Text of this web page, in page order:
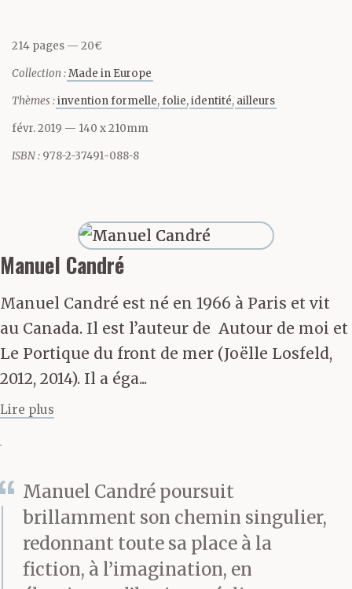
des parois de salpêtre,
composant une armée
de rigoles serpentines
qui se répandent au sol
une série de mares
longilignes dont, je le
pressens, je le vois déjà,
les bords innombrables
finiront par se toucher à
force de ramper les uns
vers les autres et fondre
pour former une vaste
mer, caressée par la
lune. La lune. Dans le
214 pages 20€
Collection :Made in Europe
Thèmes :invention formelle folie identité ailleurs
févr. 2019 — 140 x 210mm
ISBN : 978-2-37491-088-8
Manuel Candré
Manuel Candré est né en 1966 à Paris et vit
au Canada. Il est l’auteur de Autour de moi et
Le Portique du front de mer (Joëlle Losfeld,
2012, 2014). Il a éga...
Lire plus
Manuel Candré poursuit
brillamment son chemin singulier,
redonnant toute sa place à la
fiction, à l’imagination, en